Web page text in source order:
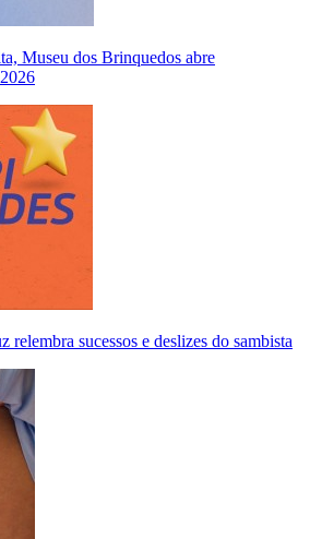
Museu dos Brinquedos abre
sucessos e deslizes do sambista